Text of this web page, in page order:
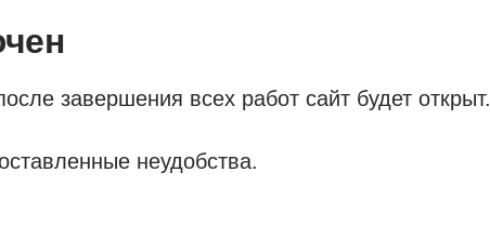
завершения всех работ сайт будет открыт.
неудобства.